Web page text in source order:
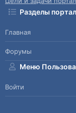
Разделы
Главная
Форумы
Меню
Войти